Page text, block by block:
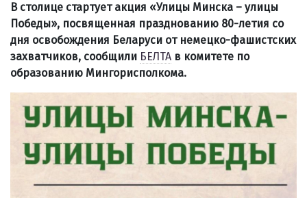
В столице стартует акция «Улицы Минска – улицы
Победы», посвященная празднованию 80-летия со
дня освобождения Беларуси от немецко-фашистских
захватчиков, сообщили БЕЛТА в комитете по
образованию Мингорисполкома.